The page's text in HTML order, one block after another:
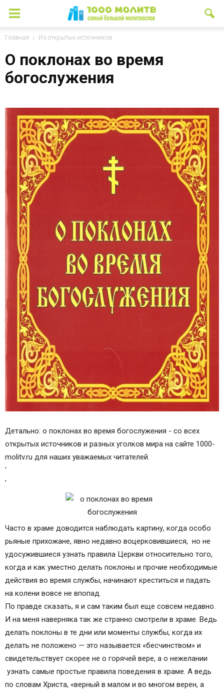
Главная Из открытых источников
О поклонах во время
богослужения
Детально: о поклонах во время богослужения - со всех
открытых источников и разных уголков мира на сайте 1000-
molitv.ru для наших уважаемых читателей.
'
'
Часто в храме доводится наблюдать картину, когда особо
рьяные прихожане, явно недавно воцерковившиеся, но не
удосужившиеся узнать правила Церкви относительно того,
когда и как уместно делать поклоны и прочие необходимые
действия во время службы, начинают креститься и падать
на колени вовсе не впопад.
По правде сказать, я и сам таким был еще совсем недавно.
И на меня наверняка так же странно смотрели в храме. Ведь
делать поклоны в те дни или моменты службы, когда их
делать не положено — это называется «бесчинством» и
свидетельствует скорее не о горячей вере, а о нежелании
узнать самые простые правила поведения в храме. А ведь
по словам Христа, «верный в малом и во многом верен, а